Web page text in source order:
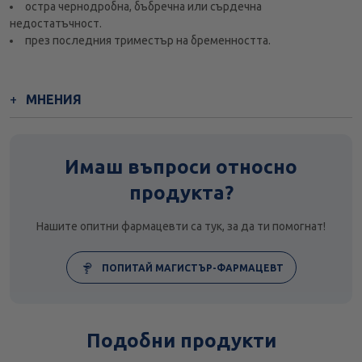
остра чернодробна, бъбречна или сърдечна
недостатъчност.
през последния триместър на бременността.
МНЕНИЯ
Имаш въпроси относно
продукта?
Нашите опитни фармацевти са тук, за да ти помогнат!
ПОПИТАЙ МАГИСТЪР-ФАРМАЦЕВТ
Подобни продукти